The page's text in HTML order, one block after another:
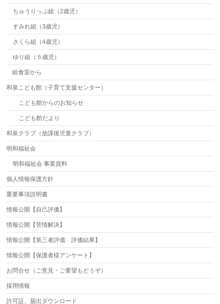
ちゅうりっぷ組（2歳児）
すみれ組（3歳児）
さくら組（4歳児）
ゆり組（５歳児）
給食室から
和泉こども館（子育て支援センター）
こども館からのお知らせ
こども館だより
和泉クラブ（放課後児童クラブ）
明和福祉会
明和福祉会 事業資料
個人情報保護方針
重要事項説明書
情報公開【自己評価】
情報公開【苦情解決】
情報公開【第三者評価 評価結果】
情報公開【保護者様アンケート】
お問合せ（ご意見・ご要望もどうぞ）
採用情報
許可証、届出ダウンロード